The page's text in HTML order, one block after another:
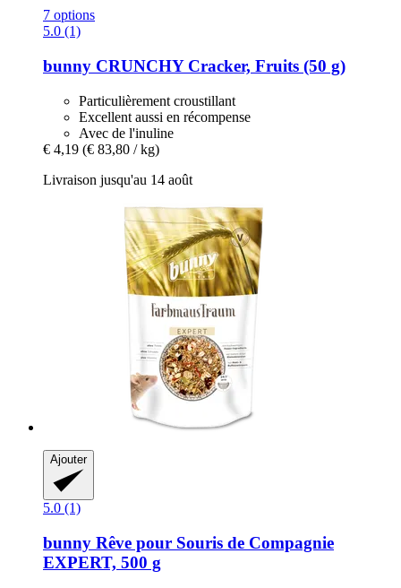
7 options
5.0 (1)
bunny CRUNCHY Cracker, Fruits (50 g)
Particulièrement croustillant
Excellent aussi en récompense
Avec de l'inuline
€ 4,19 (€ 83,80 / kg)
Livraison jusqu'au 14 août
Ajouter
5.0 (1)
bunny Rêve pour Souris de Compagnie
EXPERT, 500 g